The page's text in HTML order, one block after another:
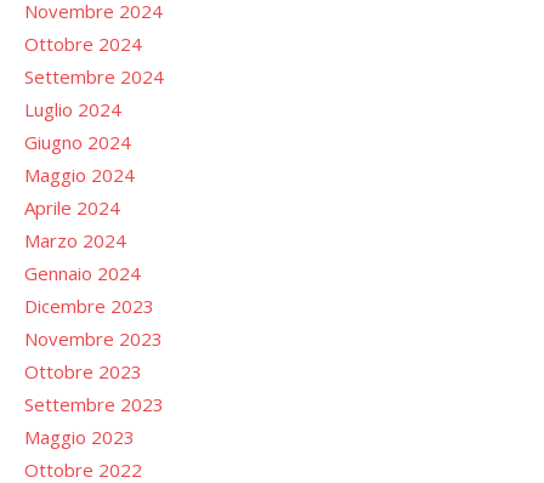
Novembre 2024
Ottobre 2024
Settembre 2024
Luglio 2024
Giugno 2024
Maggio 2024
Aprile 2024
Marzo 2024
Gennaio 2024
Dicembre 2023
Novembre 2023
Ottobre 2023
Settembre 2023
Maggio 2023
Ottobre 2022